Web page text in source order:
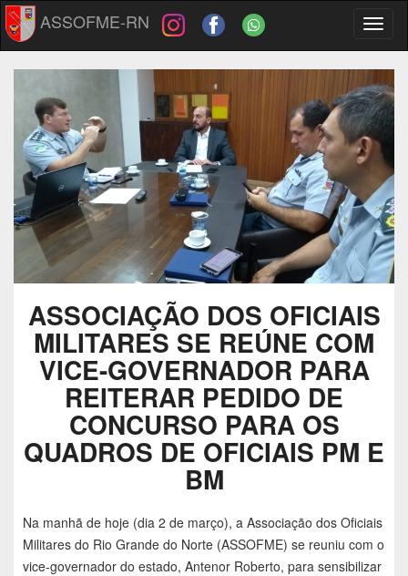
ASSOFME-RN
ASSOCIAÇÃO DOS OFICIAIS
MILITARES SE REÚNE COM
VICE-GOVERNADOR PARA
REITERAR PEDIDO DE
CONCURSO PARA OS
QUADROS DE OFICIAIS PM E
BM
Na manhã de hoje (dia 2 de março), a Associação dos Oficiais
Militares do Rio Grande do Norte (ASSOFME) se reuniu com o
vice-governador do estado, Antenor Roberto, para sensibilizar